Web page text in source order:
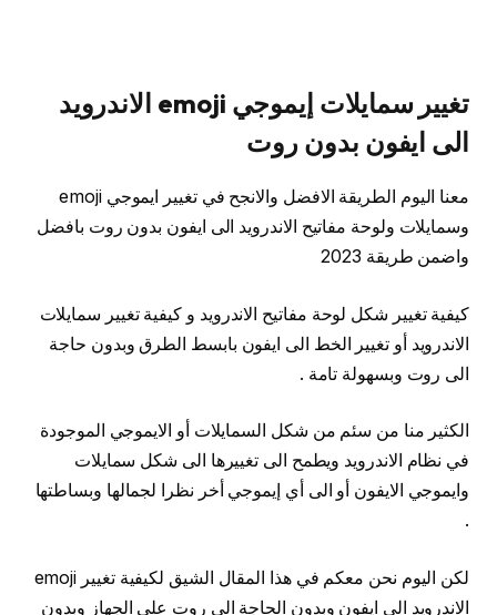
تغيير سمايلات إيموجي emoji الاندرويد
الى ايفون بدون روت
معنا اليوم الطريقة الافضل والانجح في تغيير ايموجي emoji
وسمايلات ولوحة مفاتيح الاندرويد الى ايفون بدون روت بافضل
واضمن طريقة 2023
كيفية تغيير شكل لوحة مفاتيح الاندرويد و كيفية تغيير سمايلات
الاندرويد أو تغيير الخط الى ايفون بابسط الطرق وبدون حاجة
الى روت وبسهولة تامة .
الكثير منا من سئم من شكل السمايلات أو الايموجي الموجودة
في نظام الاندرويد ويطمح الى تغييرها الى شكل سمايلات
وايموجي الايفون أو الى أي إيموجي أخر نظرا لجمالها وبساطتها
.
الاندرويد الى ايفون وبدون الحاجة الى روت على الجهاز وبدون